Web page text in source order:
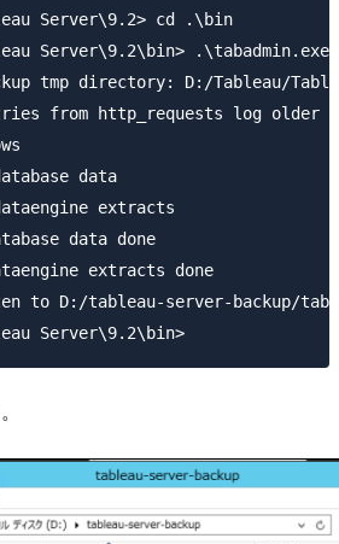
Server\9.2> cd .\bin
Server\9.2\bin>
tmp directory: D:/Tableau/
from http_requests log older
data
extracts
data done
extracts done
to D:/tableau-server-backup/